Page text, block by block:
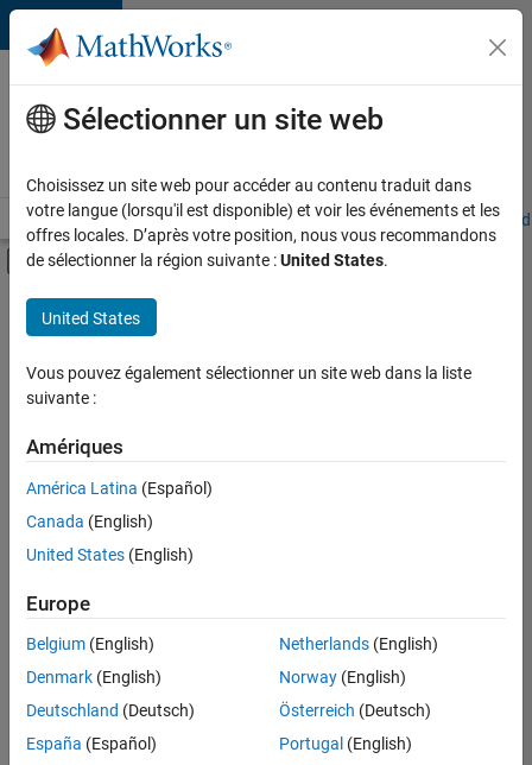
Passer au contenu
Votre
carrière
chez
Accueil Explorer nos opportunités Adresses de nos bureaux
Activer/désactiver l'affichage du menu
Contenu principal
FILTRER PAR
Programme destiné aux nouvelles carrières (EDG)
Infrastructure et architecture
Développement de produits
Enregistrer
sélectionnées
Les
descriptions
poste
Sélectionner un site web
Choisissez un site web pour accéder au contenu traduit dans
votre langue (lorsqu'il est disponible) et voir les événements et les
offres locales. D’après votre position, nous vous recommandons
de sélectionner la région suivante :United States.
United States
Vous pouvez également sélectionner un site web dans la liste
suivante :
Amériques
América Latina (Español)
Canada (English)
United States (English)
Europe
Belgium (English)
Denmark (English)
Deutschland (Deutsch)
España (Español)
Netherlands(English)
Norway(English)
Österreich (Deutsch)
Portugal (English)